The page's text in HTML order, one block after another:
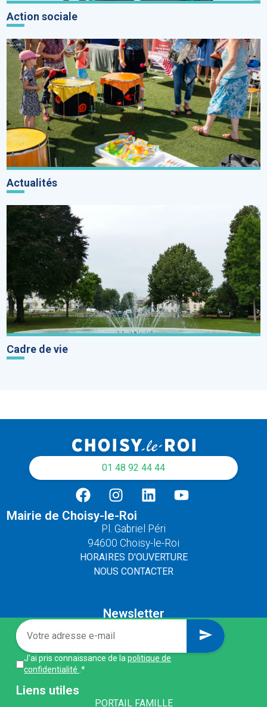
Action sociale
Actualités
Cadre de vie
01 48 92 44 44
Mairie de Choisy-le-Roi
Pl. Gabriel Péri
94600 Choisy-le-Roi
HORAIRES D'OUVERTURE
NOUS CONTACTER
Newsletter
send
J'ai pris connaissance de lapolitique de
confidentialité .*
Liens utiles
PORTAIL FAMILLE